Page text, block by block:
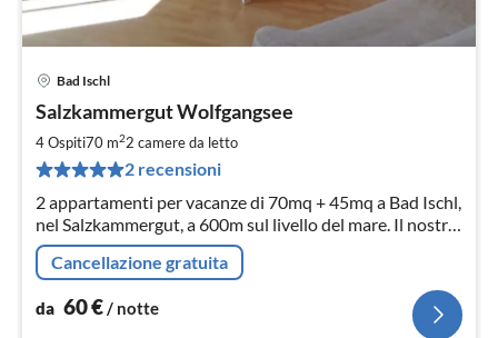
Bad Ischl
Salzkammergut Wolfgangsee
4 Ospiti70 m22 camere da letto
2 recensioni
2 appartamenti per vacanze di 70mq + 45mq a Bad Ischl,
nel Salzkammergut, a 600m sul livello del mare. Il nostro
"Platzerl" è sinonimo di spegnimento, riposo, relax e
decelerazione in un paesaggio meraviglioso
Cancellazione gratuita
da 60€ / notte